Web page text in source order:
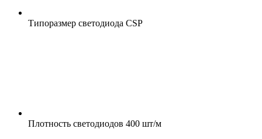
Типоразмер светодиода CSP
Плотность светодиодов 400 шт/м